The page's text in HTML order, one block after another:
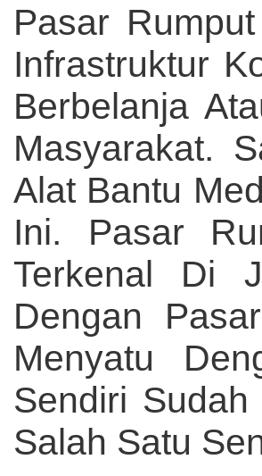
Pasar
Infrastruktur
Berbelanja
Masyarakat.
Alat Bantu
Ini. Pasar
Terkenal Di
Dengan
Menyatu
Sendiri
Salah Satu